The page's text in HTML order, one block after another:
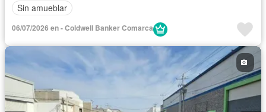
Sin amueblar
06/07/2026 en - Coldwell Banker Comarca